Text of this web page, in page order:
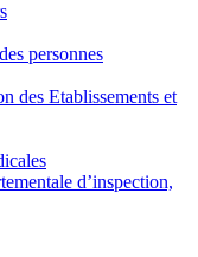
personnes
des Etablissements et
d’inspection,